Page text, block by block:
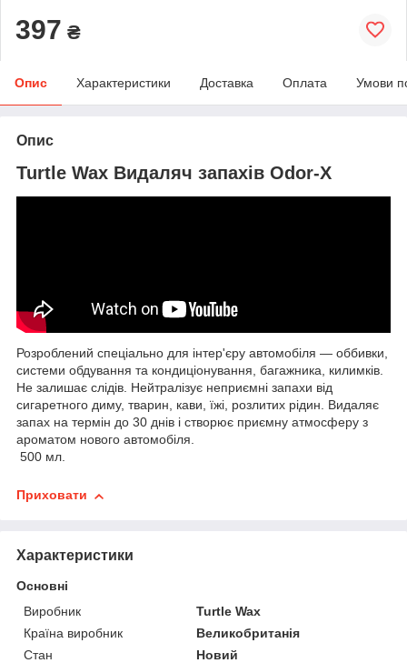
397 ₴
Опис Характеристики Доставка Оплата Умови
Опис
Turtle Wax Видаляч запахів Odor-X
Розроблений спеціально для інтер'єру автомобіля — оббивки,
системи обдування та кондиціонування, багажника, килимків.
Не залишає слідів. Нейтралізує неприємні запахи від
сигаретного диму, тварин, кави, їжі, розлитих рідин. Видаляє
запах на термін до 30 днів і створює приємну атмосферу з
ароматом нового автомобіля.
500 мл.
Приховати
Характеристики
Основні
Виробник
Turtle Wax
Країна виробник
Великобританія
Стан
Новий